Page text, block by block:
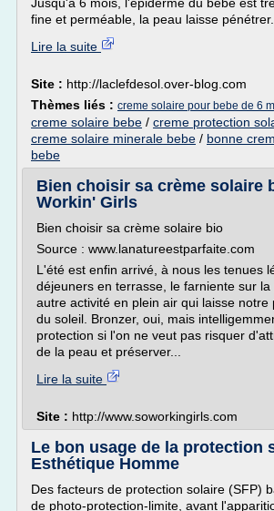
fine et perméable, la peau laisse pénétrer...
Lire la suite
Site : http://laclefdesol.over-blog.com
Thèmes liés : creme solaire pour bebe de 6
creme solaire bebe / creme protection
creme solaire minerale bebe / bonne
bebe
Bien choisir sa crème solaire
Workin' Girls
Bien choisir sa crème solaire bio
Source : www.lanatureestparfaite.com
L'été est enfin arrivé, à nous les tenues
déjeuners en terrasse, le farniente sur
autre activité en plein air qui laisse notre
du soleil. Bronzer, oui, mais
protection si l'on ne veut pas risquer
de la peau et préserver...
Lire la suite
Site : http://www.soworkingirls.com
Le bon usage de la protection
Esthétique Homme
Des facteurs de protection solaire (SFP)
de photo-protection-limite, avant